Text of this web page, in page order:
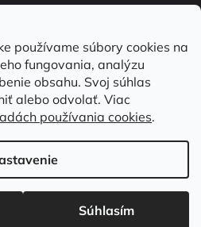
používame súbory cookies na
fungovania, analýzu
obsahu. Svoj súhlas
alebo odvolať. Viac
používania cookies.
Súhlasím
barefoot topánky podľa
v Bratislave.
Vytvoril Shoptet
práva vyhradené.Upraviť nastavenie
cookies